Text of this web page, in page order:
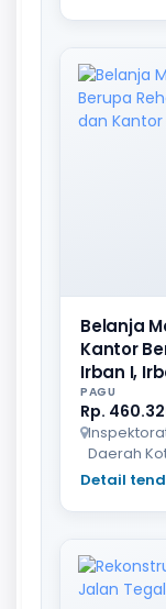
Belanja
Kantor
Irban I,
PAGU
Rp.
Daerah
Detail